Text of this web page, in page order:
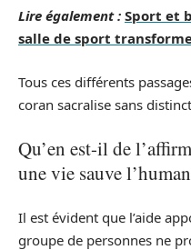
Lire également : Sport et
salle de sport
Tous ces différents
coran sacralise sans
Qu’en est-il de
une vie sauve
Il est évident que l’aide
groupe de personnes ne